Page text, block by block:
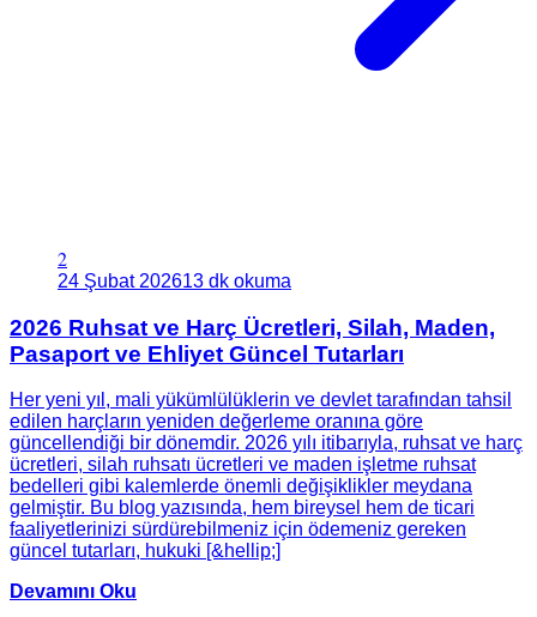
2
24 Şubat 202613 dk okuma
2026 Ruhsat ve Harç Ücretleri, Silah, Maden,
Pasaport ve Ehliyet Güncel Tutarları
Her yeni yıl, mali yükümlülüklerin ve devlet tarafından tahsil
edilen harçların yeniden değerleme oranına göre
güncellendiği bir dönemdir. 2026 yılı itibarıyla, ruhsat ve harç
ücretleri, silah ruhsatı ücretleri ve maden işletme ruhsat
bedelleri gibi kalemlerde önemli değişiklikler meydana
gelmiştir. Bu blog yazısında, hem bireysel hem de ticari
faaliyetlerinizi sürdürebilmeniz için ödemeniz gereken
güncel tutarları, hukuki [&hellip;]
Devamını Oku